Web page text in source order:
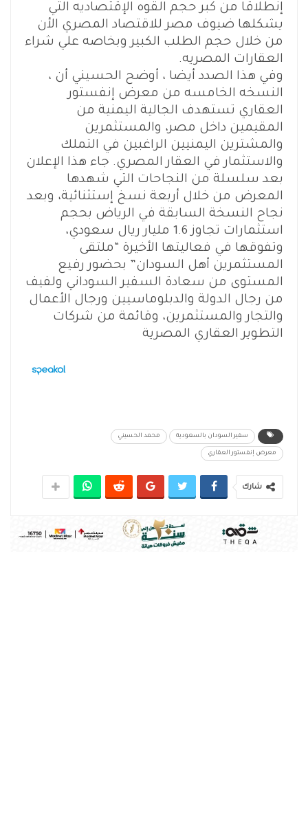
إنطلاقا من كبر حجم القوه الإقتصاديه التي
يشكلها ضيوف مصر للاقتصاد المصري الأن
من خلال حجم الطلب الكبير وبخاصه علي شراء
العقارات المصريه.
وفي هذا الصدد أيضا ، أوضح الحسيني أن ،
النسخه الخامسه من معرض إنفستور
العقاري تستهدف الجالية اليمنية من
المقيمين داخل مصر، والمستثمرين
والمشترين اليمنيين الراغبين في التملك
والاستثمار في العقار المصري. جاء هذا الإعلان
بعد سلسلة من النجاحات التي شهدها
المعرض من خلال أربعة نسخ إستثنائية، وبعد
نجاح النسخة السابقة في الرياض بحجم
استثمارات تجاوز 1.6 مليار ريال سعودي،
وتفوقها في فعاليتها الأخيرة “ملتقى
المستثمرين أهل السودان” بحضور رفيع
المستوى من سعادة السفير السوداني ولفيف
من رجال الدولة والدبلوماسيين ورجال الأعمال
والتجار والمستثمرين، وقائمة من شركات
التطوير العقاري المصرية
سفير السودان بالسعودية محمد الحسيني
معرض إنفستور العقاري
شارك